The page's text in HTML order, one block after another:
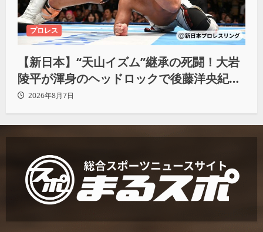
プロレス
【新日本】“天山イズム”継承の死闘！大岩
陵平が渾身のヘッドロックで後藤洋央紀か
らタップ奪取 執念の「リベンジ＆4勝目」
2026年8月7日